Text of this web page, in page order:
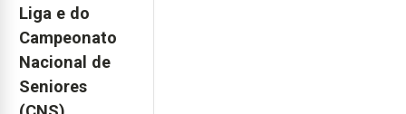
Liga e do
Campeonato
Nacional de
Seniores